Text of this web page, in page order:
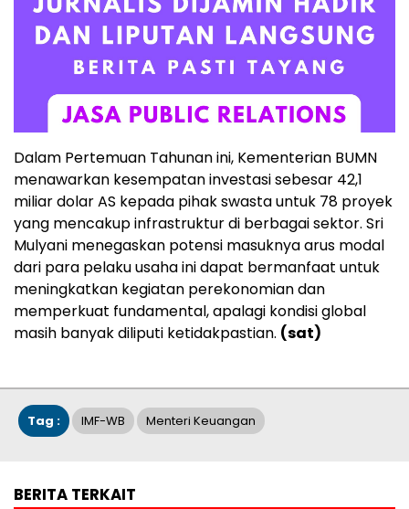
Dalam Pertemuan Tahunan ini, Kementerian BUMN
menawarkan kesempatan investasi sebesar 42,1
miliar dolar AS kepada pihak swasta untuk 78 proyek
yang mencakup infrastruktur di berbagai sektor. Sri
Mulyani menegaskan potensi masuknya arus modal
dari para pelaku usaha ini dapat bermanfaat untuk
meningkatkan kegiatan perekonomian dan
memperkuat fundamental, apalagi kondisi global
masih banyak diliputi ketidakpastian. (sat)
Tag : IMF-WB Menteri Keuangan
BERITA TERKAIT